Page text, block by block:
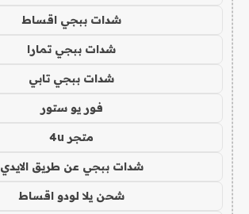
شدات ببجي اقساط
شدات ببجي تمارا
شدات ببجي تابي
فور يو ستور
متجر 4u
شدات ببجي عن طريق الايدي
شحن يلا لودو اقساط